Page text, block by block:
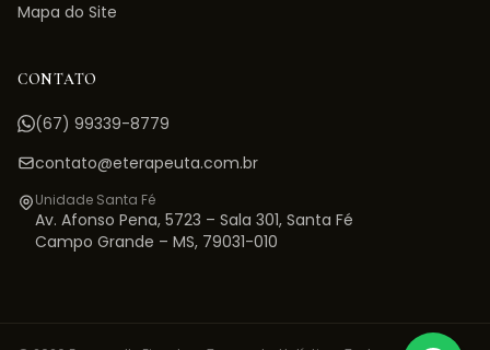
Mapa do Site
CONTATO
(67) 99339-8779
contato@eterapeuta.com.br
Unidade Santa Fé
Av. Afonso Pena, 5723 – Sala 301, Santa Fé
Campo Grande – MS, 79031-010